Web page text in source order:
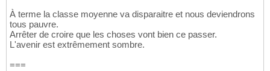
À terme la classe moyenne va disparaitre et nous deviendrons
tous pauvre.
Arrêter de croire que les choses vont bien ce passer.
L'avenir est extrêmement sombre.
===